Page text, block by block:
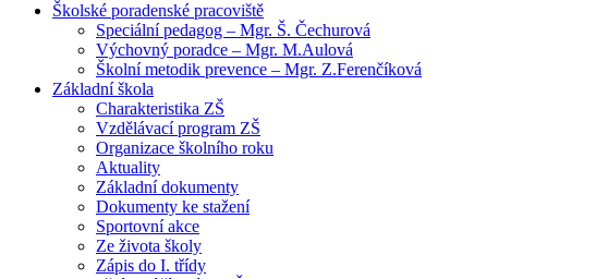
Školské poradenské pracoviště
Speciální pedagog – Mgr. Š. Čechurová
Výchovný poradce – Mgr. M.Aulová
Školní metodik prevence – Mgr. Z.Ferenčíková
Základní škola
Charakteristika ZŠ
Vzdělávací program ZŠ
Organizace školního roku
Aktuality
Základní dokumenty
Dokumenty ke stažení
Sportovní akce
Ze života školy
Zápis do I. třídy